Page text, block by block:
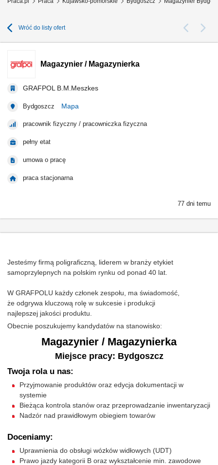
Wróć do listy ofert
Magazynier / Magazynierka
GRAFPOL B.M.Meszkes
Bydgoszcz Mapa
pracownik fizyczny / pracowniczka fizyczna
pełny etat
umowa o pracę
praca stacjonarna
77 dni temu
Jesteśmy firmą poligraficzną, liderem w branży etykiet
samoprzylepnych na polskim rynku od ponad 40 lat.
W GRAFPOLU każdy członek zespołu, ma świadomość,
że odgrywa kluczową rolę w sukcesie i produkcji
najlepszej jakości produktu.
Obecnie poszukujemy kandydatów na stanowisko:
Magazynier / Magazynierka
Miejsce pracy: Bydgoszcz
Twoja rola u nas:
Przyjmowanie produktów oraz edycja dokumentacji w
systemie
Bieżąca kontrola stanów oraz przeprowadzanie inwentaryzacji
Nadzór nad prawidłowym obiegiem towarów
Doceniamy:
Uprawnienia do obsługi wózków widłowych (UDT)
Prawo jazdy kategorii B oraz wykształcenie min. zawodowe